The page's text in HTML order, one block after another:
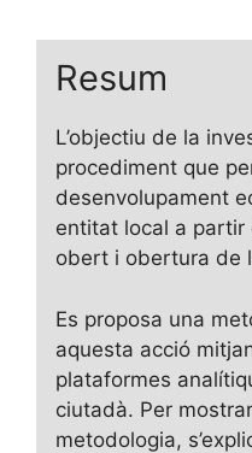
Resum
L’objectiu de la
procediment que
desenvolupament
entitat local a partir
obert i obertura de
Es proposa una
aquesta acció
plataformes
ciutadà. Per
metodologia,